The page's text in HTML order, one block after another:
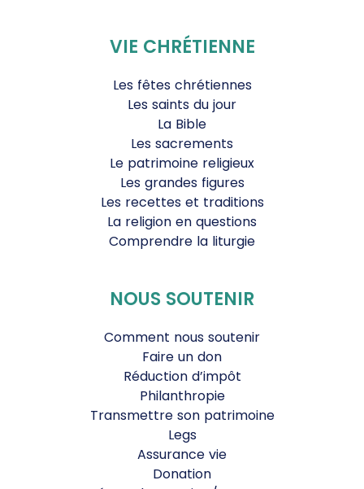
VIE CHRÉTIENNE
Les fêtes chrétiennes
Les saints du jour
La Bible
Les sacrements
Le patrimoine religieux
Les grandes figures
Les recettes et traditions
La religion en questions
Comprendre la liturgie
NOUS SOUTENIR
Comment nous soutenir
Faire un don
Réduction d’impôt
Philanthropie
Transmettre son patrimoine
Legs
Assurance vie
Donation